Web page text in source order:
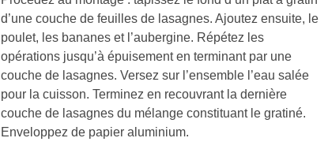
d’une couche de feuilles de lasagnes. Ajoutez ensuite, le
poulet, les bananes et l’aubergine. Répétez les
opérations jusqu’à épuisement en terminant par une
couche de lasagnes. Versez sur l’ensemble l’eau salée
pour la cuisson. Terminez en recouvrant la dernière
couche de lasagnes du mélange constituant le gratiné.
Enveloppez de papier aluminium.